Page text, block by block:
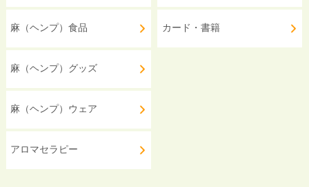
麻（ヘンプ）食品
麻（ヘンプ）グッズ
麻（ヘンプ）ウェア
アロマセラピー
カード・書籍